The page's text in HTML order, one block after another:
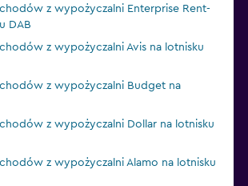
z wypożyczalni Enterprise Rent-
DAB
z wypożyczalni Avis na lotnisku
z wypożyczalni Budget na
z wypożyczalni Dollar na lotnisku
z wypożyczalni Alamo na lotnisku